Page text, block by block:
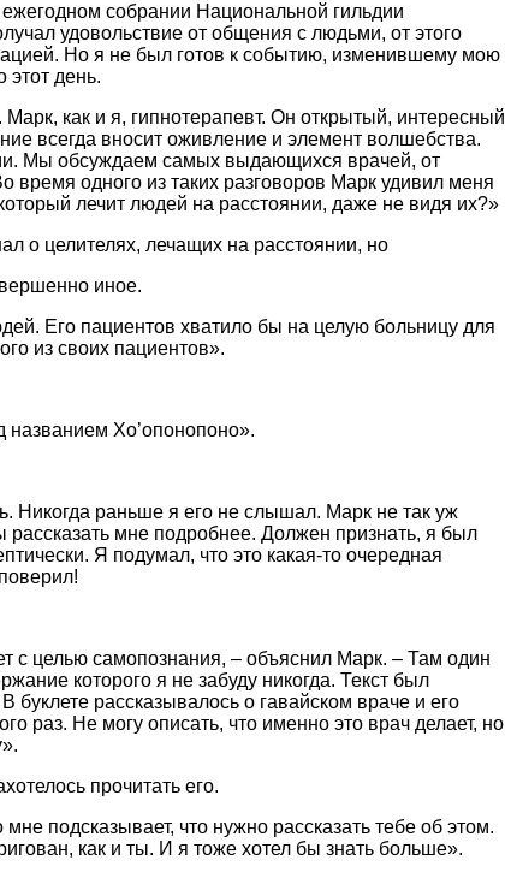
собрании Национальной гильдии
удовольствие от общения с людьми, от этого
Но я не был готов к событию, изменившему мою
этот день.
как и я, гипнотерапевт. Он открытый, интересный
всегда вносит оживление и элемент волшебства.
Мы обсуждаем самых выдающихся врачей, от
одного из таких разговоров Марк удивил меня
лечит людей на расстоянии, даже не видя их?»
о целителях, лечащих на расстоянии, но
иное.
Его пациентов хватило бы на целую больницу для
из своих пациентов».
названием Хо’опонопоно».
Никогда раньше я его не слышал. Марк не так уж
рассказать мне подробнее. Должен признать, я был
Я подумал, что это какая-то очередная
с целью самопознания, – объяснил Марк. – Там один
которого я не забуду никогда. Текст был
рассказывалось о гавайском враче и его
раз. Не могу описать, что именно это врач делает, но
прочитать его.
подсказывает, что нужно рассказать тебе об этом.
как и ты. И я тоже хотел бы знать больше».